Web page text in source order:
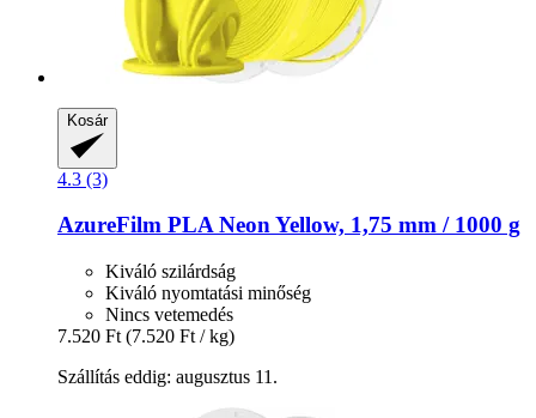
Kosár
4.3 (3)
AzureFilm PLA Neon Yellow, 1,75 mm / 1000 g
Kiváló szilárdság
Kiváló nyomtatási minőség
Nincs vetemedés
7.520 Ft (7.520 Ft / kg)
Szállítás eddig: augusztus 11.